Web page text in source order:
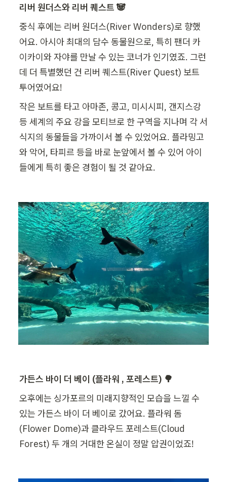
리버 원더스와 리버 퀘스트 🐼
중식 후에는 리버 원더스(River Wonders)로 향했
어요. 아시아 최대의 담수 동물원으로, 특히 팬더 카
이카이와 자야를 만날 수 있는 코너가 인기였죠. 그런
데 더 특별했던 건 리버 퀘스트(River Quest) 보트
투어였어요!
작은 보트를 타고 아마존, 콩고, 미시시피, 갠지스강
등 세계의 주요 강을 모티브로 한 구역을 지나며 각 서
식지의 동물들을 가까이서 볼 수 있었어요. 플라밍고
와 악어, 타피르 등을 바로 눈앞에서 볼 수 있어 아이
들에게 특히 좋은 경험이 될 것 같아요.
가든스 바이 더 베이 (플라워 , 포레스트) 🌳
오후에는 싱가포르의 미래지향적인 모습을 느낄 수
있는 가든스 바이 더 베이로 갔어요. 플라워 돔
(Flower Dome)과 클라우드 포레스트(Cloud
Forest) 두 개의 거대한 온실이 정말 압권이었죠!